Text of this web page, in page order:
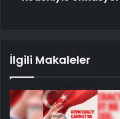
İlgili Makaleler